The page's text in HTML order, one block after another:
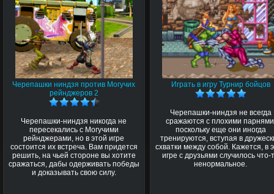
Черепашки ниндзя против Могучих
рейнджеров 2
Черепашки-ниндзя никогда не
пересекались с Могучими
рейнджерами, но в этой игре
состоится их встреча. Вам придется
решить, на чьей стороне вы хотите
сражаться, дабы одерживать победы
и доказывать свою силу.
Играть в игру Турнир бойцов
Черепашки-ниндзя не всегда
сражаются с плохими
поскольку еще они иногда
тренируются, вступая в
схватки между собой. Кажется, в
игре с друзьями случилось что-
ненормальное.